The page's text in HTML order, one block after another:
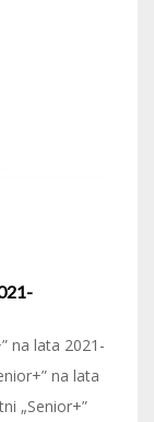
na lata 2021-
na lata
„Senior+”